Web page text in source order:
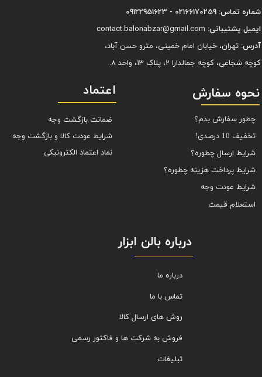
شماره تماس: 02166170259 - 09122951623
ایمیل پشتیبانی:
آدرس: تهران، خیابان امام خمینی، مترو حسن آباد،
کوچه شجاعی، کوچه جمالدارا 2، پلاک 13، واحد 8.
نحوه سفارش
چطور سفارش بدم؟
تخفیف 10 درصدی!
شرایط ارسال چطوره؟
شرایط پرداخت هزینه چطوره؟
شرایط عودت وجه
استعلام قیمت
اعتماد
ضمانت بازگشت وجه
شرایط عودت کالا و بازگشت وجه
نماد اعتماد الکترونیکی
درباره بالن ابزار
درباره ما
تماس با ما
روش های ارسال کالا
فروش به شرکت ها و فاکتور رسمی
تبلیغات